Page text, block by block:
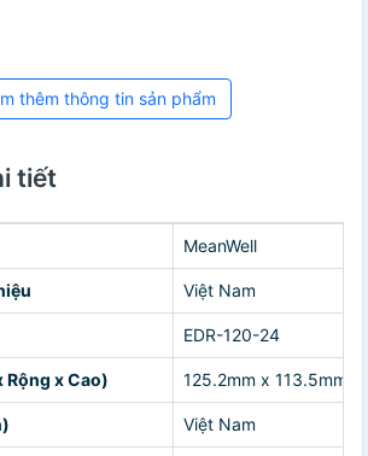
thêm thông tin sản phẩm
tiết
MeanWell
Việt Nam
EDR-120-24
x Cao) 125.2mm x 113.5mm x
Việt Nam